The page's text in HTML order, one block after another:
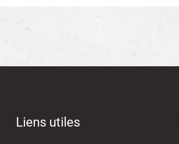
Liens utiles